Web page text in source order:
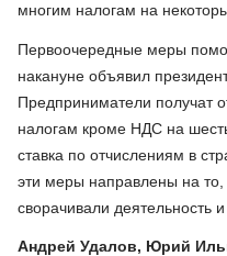
многим налогам на
Первоочередные меры
накануне объявил
Предприниматели получат
налогам кроме НДС на
ставка по отчислениям в
эти меры направлены на
сворачивали деятельность
Андрей Удалов, Юрий